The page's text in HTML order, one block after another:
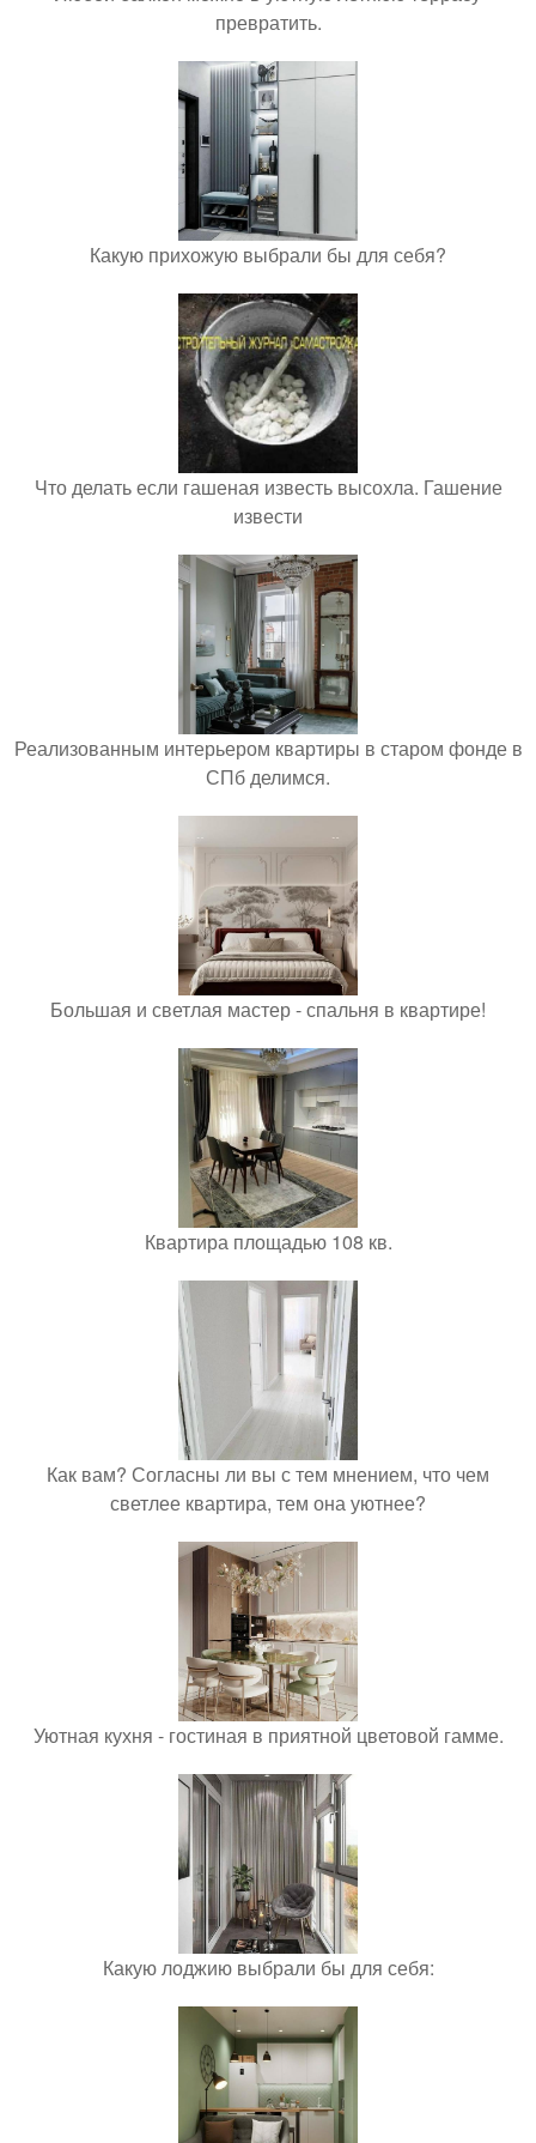
превратить.
Какую прихожую выбрали бы для себя?
Что делать если гашеная известь высохла. Гашение
извести
Реализованным интерьером квартиры в старом фонде в
СПб делимся.
Большая и светлая мастер - спальня в квартире!
Квартира площадью 108 кв.
Как вам? Согласны ли вы с тем мнением, что чем
светлее квартира, тем она уютнее?
Уютная кухня - гостиная в приятной цветовой гамме.
Какую лоджию выбрали бы для себя: